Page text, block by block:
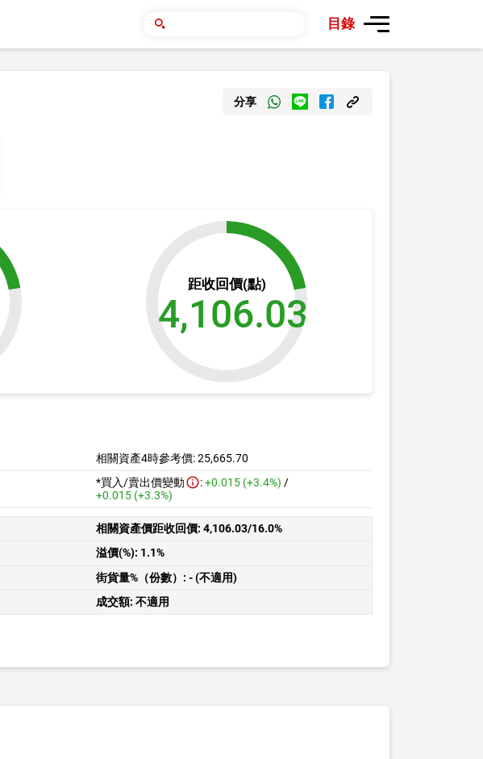
目錄
分享
距收回價(點)
4,106.03
相關資產4時參考價:25,665.70
*買入/賣出價變動 :+0.015 (+3.4%) /
+0.015 (+3.3%)
相關資產價距收回價: 4,106.03/16.0%
溢價(%): 1.1%
街貨量%（份數）: - (不適用)
成交額: 不適用